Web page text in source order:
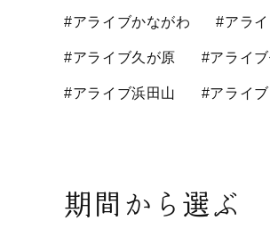
#アライブかながわ #アラ
#アライブ久が原 #アライ
#アライブ浜田山 #アライ
期間から選ぶ